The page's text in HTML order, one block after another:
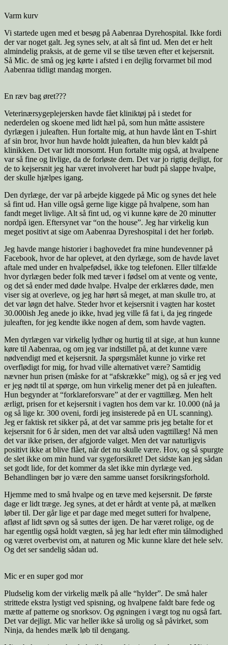
Varm kurv
Vi startede ugen med et besøg på Aabenraa Dyrehospital. Ikke fordi
der var noget galt. Jeg synes selv, at alt så fint ud. Men det er helt
almindelig praksis, at de gerne vil se tilse tæven efter et kejsersnit.
Så Mic. de små og jeg kørte i afsted i en dejlig forvarmet bil mod
Aabenraa tidligt mandag morgen.
En ræv bag øret???
Veterinærsygeplejersken havde fået kliniktøj på i stedet for
nederdelen og skoene med lidt hæl på, som hun måtte assistere
dyrlægen i juleaften. Hun fortalte mig, at hun havde lånt en T-shirt
af sin bror, hvor hun havde holdt juleaften, da hun blev kaldt på
klinikken. Det var lidt morsomt. Hun fortalte mig også, at hvalpene
var så fine og livlige, da de forløste dem. Det var jo rigtig dejligt, for
de to kejsersnit jeg har været involveret har budt på slappe hvalpe,
der skulle hjælpes igang.
Den dyrlæge, der var på arbejde kiggede på Mic og synes det hele
så fint ud. Han ville også gerne lige kigge på hvalpene, som han
fandt meget livlige. Alt så fint ud, og vi kunne køre de 20 minutter
nordpå igen. Eftersynet var “on the house”. Jeg har virkelig kun
meget positivt at sige om Aabenraa Dyreshospital i det her forløb.
Jeg havde mange historier i baghovedet fra mine hundevenner på
Facebook, hvor de har oplevet, at den dyrlæge, som de havde lavet
aftale med under en hvalpefødsel, ikke tog telefonen. Eller tilfælde
hvor dyrlægen beder folk med tæver i fødsel om at vente og vente,
og det så ender med døde hvalpe. Hvalpe der erklæres døde, men
viser sig at overleve, og jeg har hørt så meget, at man skulle tro, at
det var løgn det halve. Steder hvor et kejsersnit i vagten har kostet
30.000ish Jeg anede jo ikke, hvad jeg ville få fat i, da jeg ringede
juleaften, for jeg kendte ikke nogen af dem, som havde vagten.
Men dyrlægen var virkelig lydhør og hurtig til at sige, at hun kunne
køre til Aabenraa, og om jeg var indstillet på, at det kunne være
nødvendigt med et kejsersnit. Ja spørgsmålet kunne jo virke ret
overflødigt for mig, for hvad ville alternativet være? Samtidig
nævner hun prisen (måske for at “afskrække” mig), og så er jeg ved
er jeg nødt til at spørge, om hun virkelig mener det på en juleaften.
Hun begynder at “forklareforsvare” at der er vagttillæg. Men helt
ærligt, prisen for et kejsersnit i vagten hos dem var kr. 10.000 (nå ja
og så lige kr. 300 oveni, fordi jeg insisterede på en UL scanning).
Jeg er faktisk ret sikker på, at det var samme pris jeg betalte for et
kejsersnit for 6 år siden, men det var altså uden vagttillæg! Nå men
det var ikke prisen, der afgjorde valget. Men det var naturligvis
positivt ikke at blive flået, når det nu skulle være. Hov, og så spurgte
de slet ikke om min hund var sygeforsikret! Det sidste kan jeg sådan
set godt lide, for det kommer da slet ikke min dyrlæge ved.
Behandlingen bør jo være den samme uanset forsikringsforhold.
Hjemme med to små hvalpe og en tæve med kejsersnit. De første
dage er lidt træge. Jeg synes, at det er hårdt at vente på, at mælken
løber til. Der går lige et par dage med meget sutteri for hvalpene,
afløst af lidt søvn og så suttes der igen. De har været rolige, og de
har egentlig også holdt vægten, så jeg har ledt efter min tålmodighed
og været overbevist om, at naturen og Mic kunne klare det hele selv.
Og det ser sandelig sådan ud.
Mic er en super god mor
Pludselig kom der virkelig mælk på alle “hylder”. De små haler
strittede ekstra lystigt ved spisning, og hvalpene faldt bare fede og
mætte af patterne og snorksov. Og øgningen i vægt tog nu også fart.
Det var dejligt. Mic var heller ikke så urolig og så påvirket, som
Ninja, da hendes mælk løb til dengang.